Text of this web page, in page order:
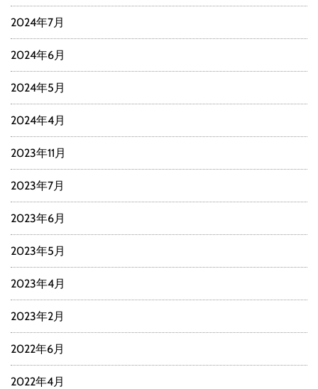
2024年7月
2024年6月
2024年5月
2024年4月
2023年11月
2023年7月
2023年6月
2023年5月
2023年4月
2023年2月
2022年6月
2022年4月